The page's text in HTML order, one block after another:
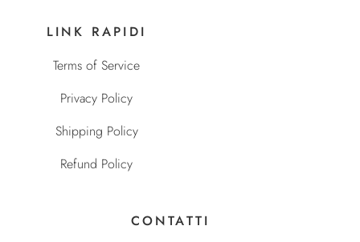
LINK RAPIDI
Terms of Service
Privacy Policy
Shipping Policy
Refund Policy
CONTATTI